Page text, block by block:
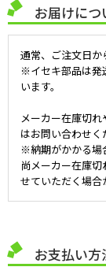
お届けにつ
通常、ご注文日か
※イセキ部品は発
います。
メーカー在庫切
はお問い合わせく
※納期がかかる場
尚メーカー在庫
せていただく場合
お支払い方